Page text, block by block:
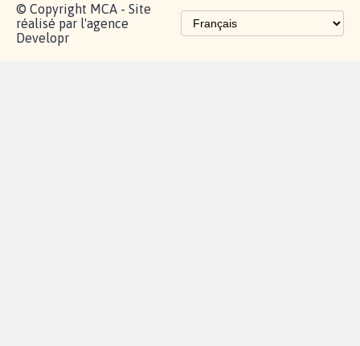
© Copyright MCA - Site
réalisé par l'agence
Developr